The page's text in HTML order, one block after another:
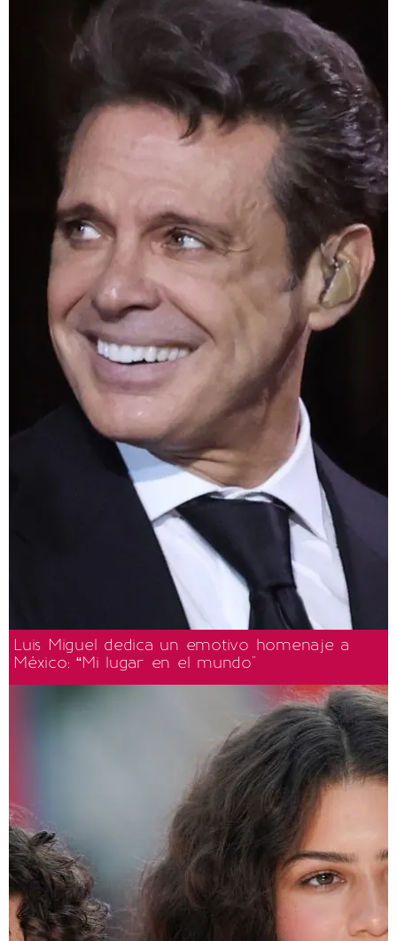
Luis Miguel dedica un emotivo homenaje a
México: “Mi lugar en el mundo"